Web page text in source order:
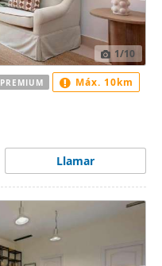
1/10
Llamar
PREMIUM Máx. 10km